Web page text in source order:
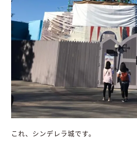
これ、シンデレラ城です。